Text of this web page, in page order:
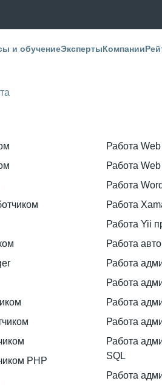
и обучениеЭкспертыКомпании
PHP
Работа
Работа
Работа
Работа
Работа Yii
Работа
Работа
Работа
Работа
Работа
Работа
SQL
Работа